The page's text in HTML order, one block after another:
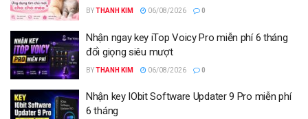
BYTHANH KIM 06/08/2026 0
Nhận ngay key iTop Voicy Pro miễn phí 6 tháng
đổi giọng siêu mượt
BYTHANH KIM 06/08/2026 0
Nhận key IObit Software Updater 9 Pro miễn phí
6 tháng